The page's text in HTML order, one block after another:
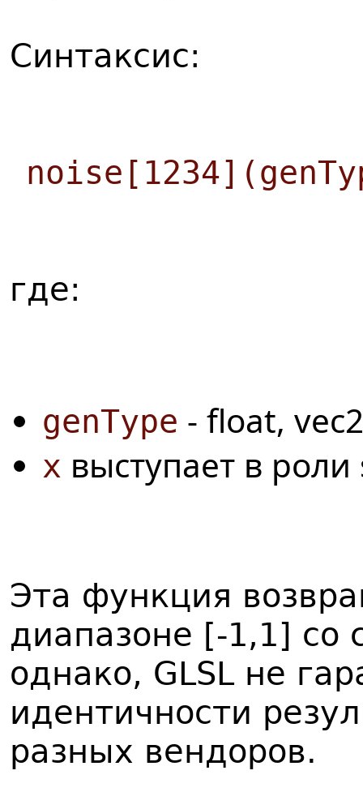
Синтаксис:
где:
genType - float,
x выступает в роли
Эта функция
диапазоне [-1,1] со
однако, GLSL не
идентичности
разных вендоров.